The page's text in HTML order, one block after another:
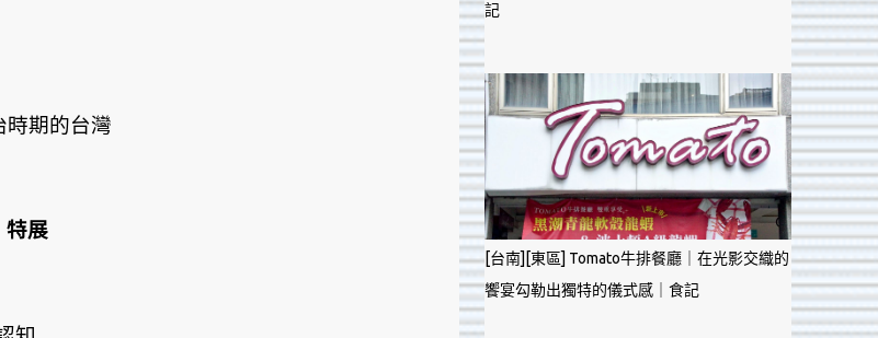
時期的台灣
展
記
[台南][東區] Tomato牛排餐廳｜在光影交織的
饗宴勾勒出獨特的儀式感｜食記